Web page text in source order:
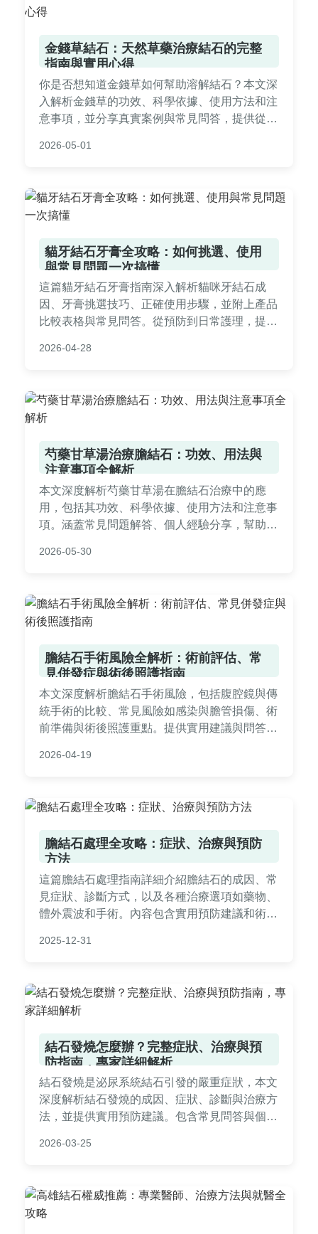
金錢草結石：天然草藥治療結石的完整
指南與實用心得
你是否想知道金錢草如何幫助溶解結石？本文深
入解析金錢草的功效、科學依據、使用方法和注
意事項，並分享真實案例與常見問答，提供從預
種天然療法。
2026-05-01
貓牙結石牙膏全攻略：如何挑選、使用
與常見問題一次搞懂
這篇貓牙結石牙膏指南深入解析貓咪牙結石成
因、牙膏挑選技巧、正確使用步驟，並附上產品
比較表格與常見問答。從預防到日常護理，提供
牙周病問題。
2026-04-28
芍藥甘草湯治療膽結石：功效、用法與
注意事項全解析
本文深度解析芍藥甘草湯在膽結石治療中的應
用，包括其功效、科學依據、使用方法和注意事
項。涵蓋常見問題解答、個人經驗分享，幫助讀
建議。
2026-05-30
膽結石手術風險全解析：術前評估、常
見併發症與術後照護指南
本文深度解析膽結石手術風險，包括腹腔鏡與傳
統手術的比較、常見風險如感染與膽管損傷、術
前準備與術後照護重點。提供實用建議與問答，
2026-04-19
膽結石處理全攻略：症狀、治療與預防
方法
這篇膽結石處理指南詳細介紹膽結石的成因、常
見症狀、診斷方式，以及各種治療選項如藥物、
體外震波和手術。內容包含實用預防建議和術後
策。基於醫學知識，提供易懂實用的資訊。
2025-12-31
結石發燒怎麼辦？完整症狀、治療與預
防指南，專家詳細解析
結石發燒是泌尿系統結石引發的嚴重症狀，本文
深度解析結石發燒的成因、症狀、診斷與治療方
法，並提供實用預防建議。包含常見問答與個人
避免併發症。
2026-03-25